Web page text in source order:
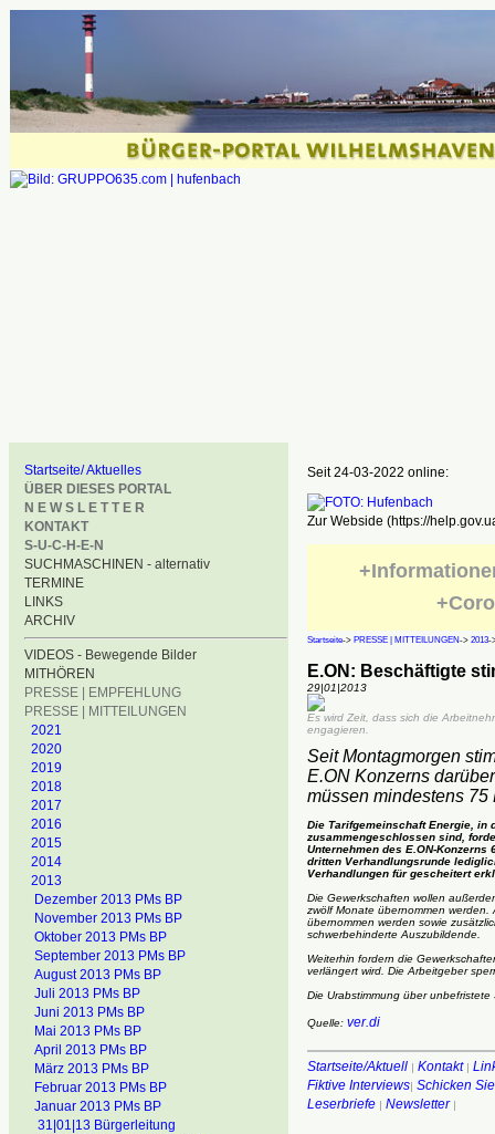
Startseite/ Aktuelles
ÜBER DIESES PORTAL
N E W S L E T T E R
KONTAKT
S-U-C-H-E-N
SUCHMASCHINEN - alternativ
TERMINE
LINKS
ARCHIV
VIDEOS - Bewegende Bilder
MITHÖREN
PRESSE | EMPFEHLUNG
PRESSE | MITTEILUNGEN
2021
2020
2019
2018
2017
2016
2015
2014
2013
Dezember 2013 PMs BP
November 2013 PMs BP
Oktober 2013 PMs BP
September 2013 PMs BP
August 2013 PMs BP
Juli 2013 PMs BP
Juni 2013 PMs BP
Mai 2013 PMs BP
April 2013 PMs BP
März 2013 PMs BP
Februar 2013 PMs BP
Januar 2013 PMs BP
31|01|13 Bürgerleitung
Seit 24-03-2022 online:
Zur Webside (https://
Startseite-> PRESSE | MITTEILUNGEN-> 2013-
E.ON: Beschäftigte
29|01|2013
Es wird Zeit, dass sich die
engagieren.
Seit Montagmorgen
E.ON Konzerns
müssen mindestens 75
Die Tarifgemeinschaft Energie, in
zusammengeschlossen sind,
Unternehmen des E.ON-
dritten Verhandlungsrunde
Verhandlungen für gescheitert
Die Gewerkschaften wollen
zwölf Monate übernommen
übernommen werden sowie
schwerbehinderte Auszubildende.
Weiterhin fordern die
verlängert wird. Die Arbeitgeber
Die Urabstimmung über
Quelle: ver.di
Startseite/Aktuell| Kontakt|
Fiktive Interviews| Schicken
Leserbriefe | Newsletter|